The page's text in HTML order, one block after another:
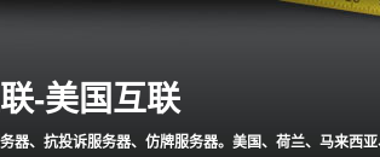
-美国互联
器、抗投诉服务器、仿牌服务器。美国、荷兰、马来西